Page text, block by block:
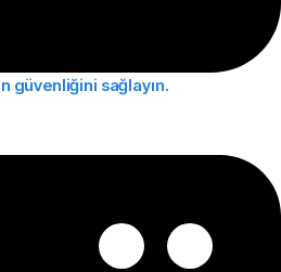
güvenliğini sağlayın.